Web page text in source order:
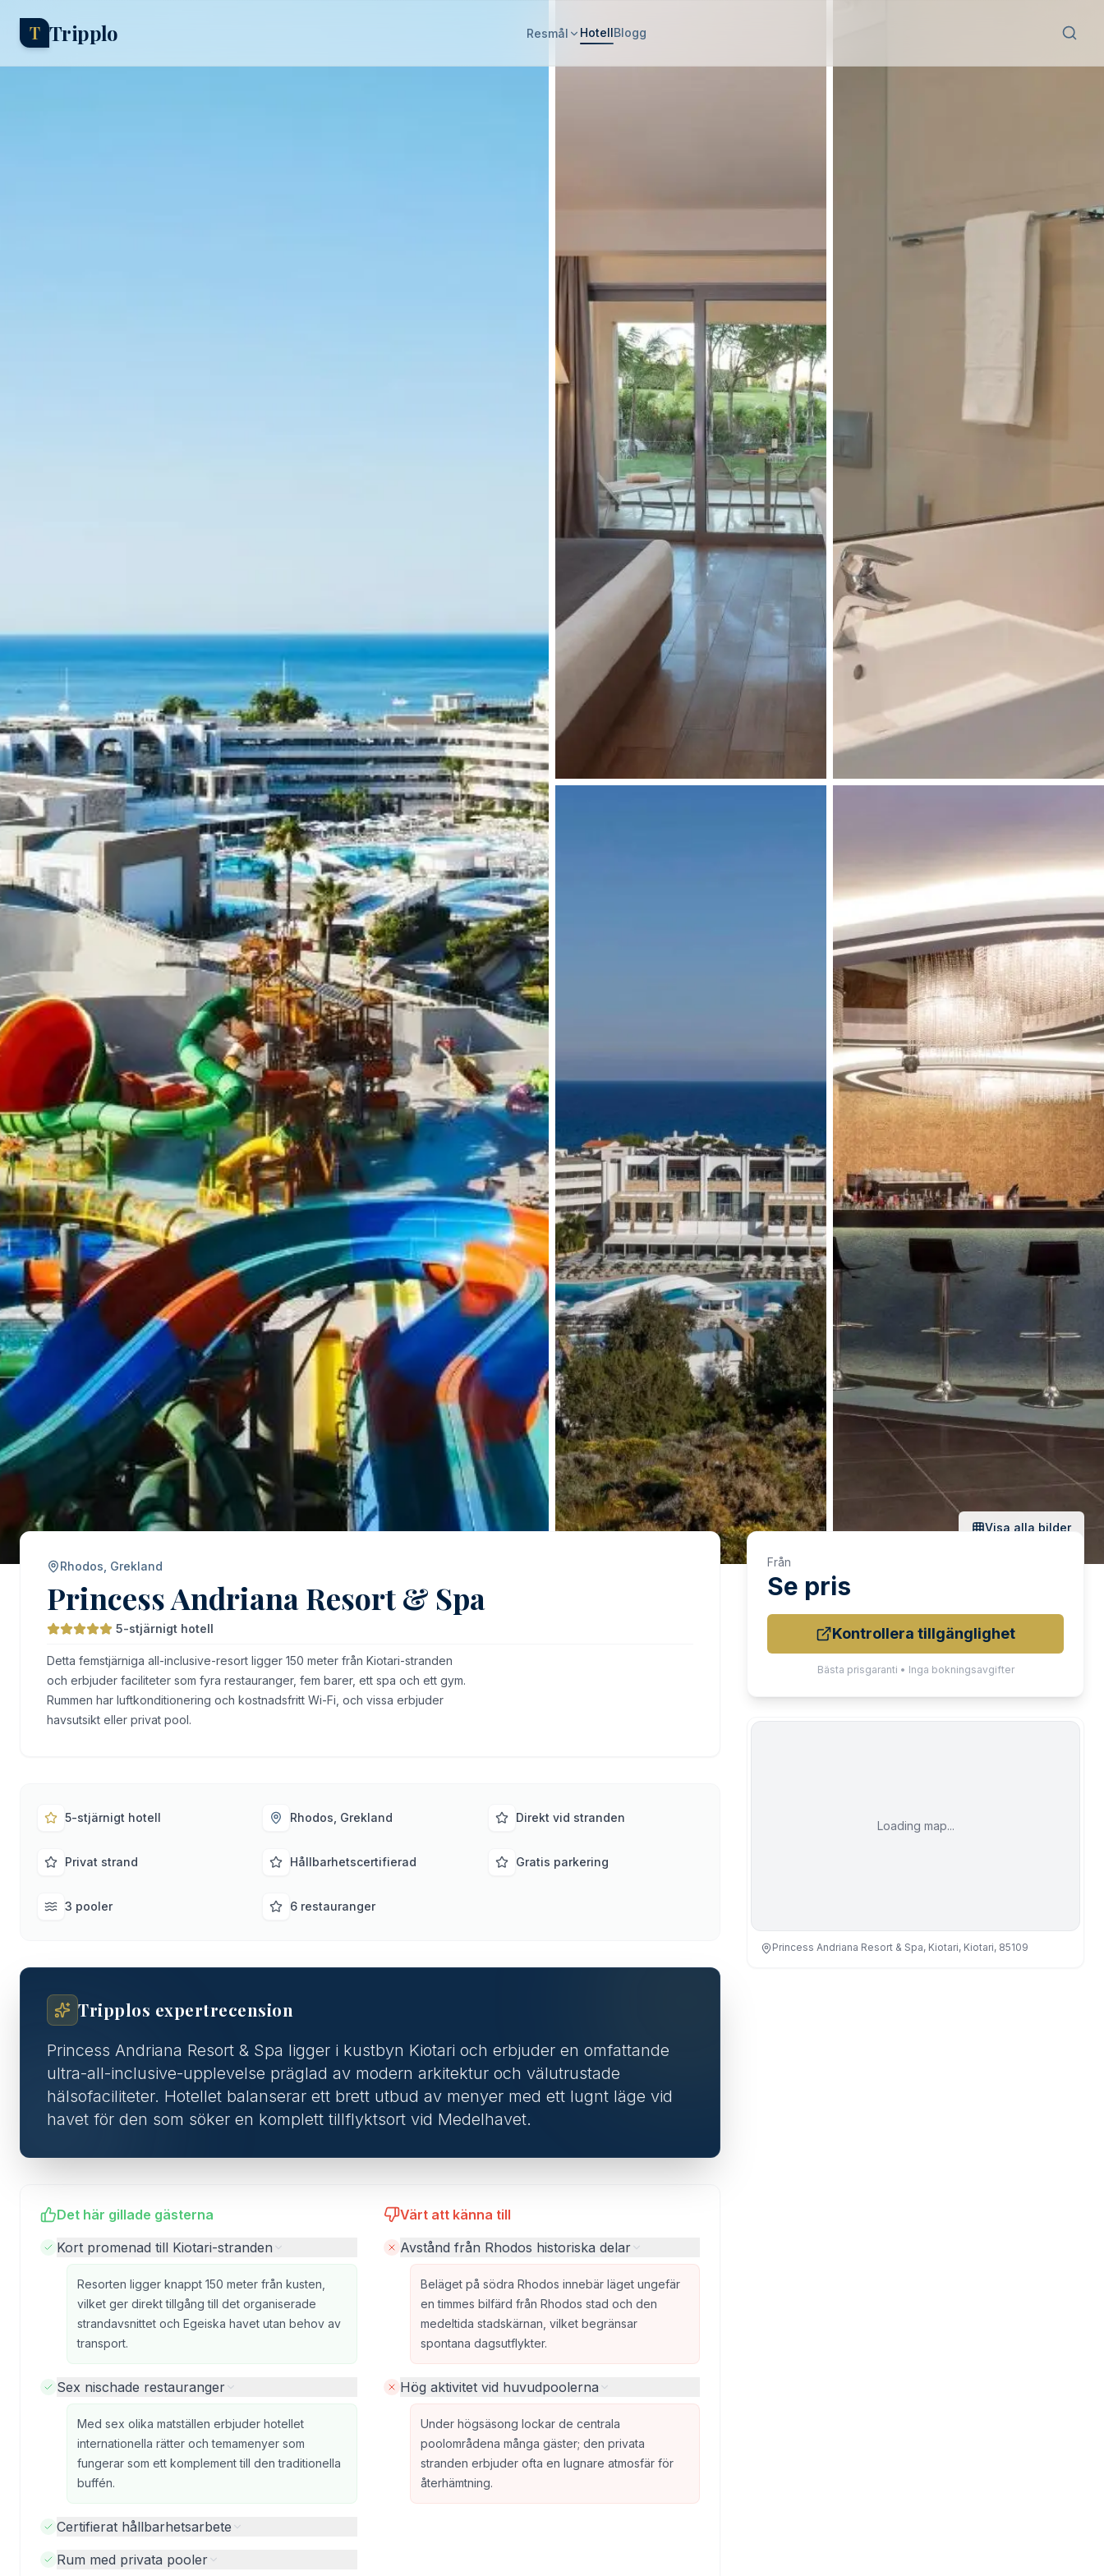
T Tripplo Resmål HotellBlogg
Visa alla bilder
Rhodos, Grekland
Princess Andriana Resort & Spa
5-stjärnigt hotell
Detta femstjärniga all-inclusive-resort ligger 150 meter från Kiotari-stranden
och erbjuder faciliteter som fyra restauranger, fem barer, ett spa och ett gym.
Rummen har luftkonditionering och kostnadsfritt Wi-Fi, och vissa erbjuder
havsutsikt eller privat pool.
5-stjärnigt hotell Rhodos, Grekland Direkt vid stranden
Privat strand Hållbarhetscertifierad Gratis parkering
3 pooler 6 restauranger
Tripplos expertrecension
Princess Andriana Resort & Spa ligger i kustbyn Kiotari och erbjuder en omfattande
ultra-all-inclusive-upplevelse präglad av modern arkitektur och välutrustade
hälsofaciliteter. Hotellet balanserar ett brett utbud av menyer med ett lugnt läge vid
havet för den som söker en komplett tillflyktsort vid Medelhavet.
Det här gillade gästerna
Kort promenad till Kiotari-stranden
Resorten ligger knappt 150 meter från kusten,
vilket ger direkt tillgång till det organiserade
strandavsnittet och Egeiska havet utan behov av
transport.
Sex nischade restauranger
Med sex olika matställen erbjuder hotellet
internationella rätter och temamenyer som
fungerar som ett komplement till den traditionella
buffén.
Certifierat hållbarhetsarbete
Rum med privata pooler
Värt att känna till
Avstånd från Rhodos historiska delar
Beläget på södra Rhodos innebär läget ungefär
en timmes bilfärd från Rhodos stad och den
medeltida stadskärnan, vilket begränsar
spontana dagsutflykter.
Hög aktivitet vid huvudpoolerna
Under högsäsong lockar de centrala
poolområdena många gäster; den privata
stranden erbjuder ofta en lugnare atmosfär för
återhämtning.
Från
Se pris
Kontrollera tillgänglighet
Bästa prisgaranti • Inga bokningsavgifter
Loading map...
Princess Andriana Resort & Spa, Kiotari, Kiotari, 85109